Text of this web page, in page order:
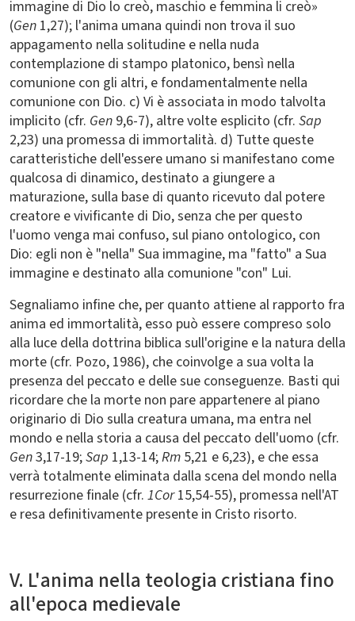
immagine di Dio lo creò, maschio e femmina li creò»
(Gen 1,27); l'anima umana quindi non trova il suo
appagamento nella solitudine e nella nuda
contemplazione di stampo platonico, bensì nella
comunione con gli altri, e fondamentalmente nella
comunione con Dio. c) Vi è associata in modo talvolta
implicito (cfr. Gen 9,6-7), altre volte esplicito (cfr. Sap
2,23) una promessa di immortalità. d) Tutte queste
caratteristiche dell'essere umano si manifestano come
qualcosa di dinamico, destinato a giungere a
maturazione, sulla base di quanto ricevuto dal potere
creatore e vivificante di Dio, senza che per questo
l'uomo venga mai confuso, sul piano ontologico, con
Dio: egli non è "nella" Sua immagine, ma "fatto" a Sua
immagine e destinato alla comunione "con" Lui.
Segnaliamo infine che, per quanto attiene al rapporto fra
anima ed immortalità, esso può essere compreso solo
alla luce della dottrina biblica sull'origine e la natura della
morte (cfr. Pozo, 1986), che coinvolge a sua volta la
presenza del peccato e delle sue conseguenze. Basti qui
ricordare che la morte non pare appartenere al piano
originario di Dio sulla creatura umana, ma entra nel
mondo e nella storia a causa del peccato dell'uomo (cfr.
Gen3,17-19;Sap 1,13-14;Rm 5,21 e 6,23), e che essa
verrà totalmente eliminata dalla scena del mondo nella
resurrezione finale (cfr. 1Cor15,54-55), promessa nell'AT
e resa definitivamente presente in Cristo risorto.
V. L'anima nella teologia cristiana fino
all'epoca medievale